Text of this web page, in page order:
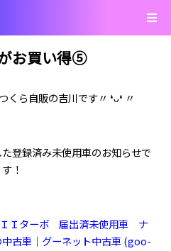
お買い得⑤
くら自販の吉川です〃 ❛ᴗ❛ 〃
登録済み未使用車のお知らせで
す！
ＩＩターボ 届出済未使用車 ナ
古車｜グーネット中古車 (goo-